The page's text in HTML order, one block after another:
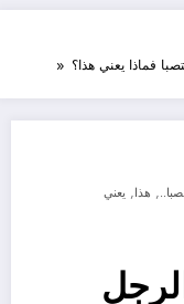
فماذا يعني هذا؟
, هذا, يعني